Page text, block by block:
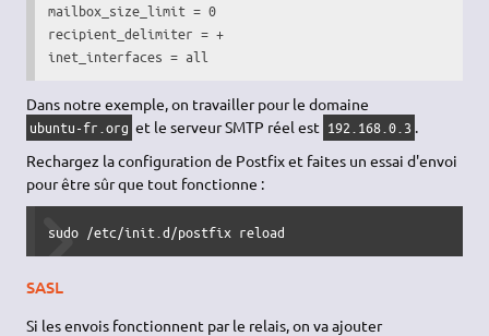
mailbox_size_limit = 0
recipient_delimiter = +
inet_interfaces = all
Dans notre exemple, on travailler pour le domaine
ubuntu-fr.org et le serveur SMTP réel est 192.168.0.3 .
Rechargez la configuration de Postfix et faites un essai d'envoi
pour être sûr que tout fonctionne :
sudo /etc/init.d/postfix reload
SASL
Si les envois fonctionnent par le relais, on va ajouter